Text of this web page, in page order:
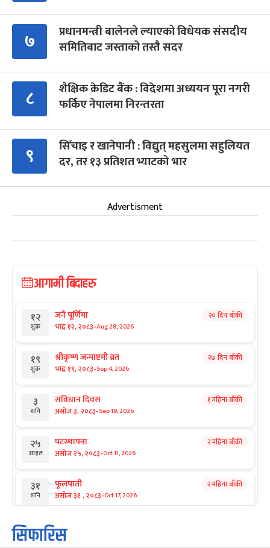
७
प्रधानमन्त्री बालेनले ल्याएको विधेयक संसदीय
समितिबाट जस्ताको तस्तै सदर
८
शैक्षिक क्रेडिट बैंक : विदेशमा अध्ययन पूरा नगरी
फर्किए नेपालमा निरन्तरता
९
सिँचाइ र खानेपानी : विद्युत् महसुलमा सहुलियत
दर, तर १३ प्रतिशत भ्याटको भार
Advertisment
आगामी बिदाहरु
१२
शुक्र
जनै पूर्णिमा
भाद्र १२, २०८३-Aug 28, 2026
२० दिन बाँकी
१९
शुक्र
श्रीकृष्ण जन्माष्टमी व्रत
भाद्र १९, २०८३-Sep 4, 2026
२७ दिन बाँकी
३
शनि
संविधान दिवस
असोज ३, २०८३-Sep 19, 2026
१ महिना बाँकी
२५
आइत
घटस्थापना
असोज २५, २०८३-Oct 11, 2026
२ महिना बाँकी
३१
शनि
फूलपाती
असोज ३१ , २०८३-Oct 17, 2026
२ महिना बाँकी
१
आइत
कार्तिक सङ्क्रान्ति
कार्तिक १, २०८३
सिफारिस